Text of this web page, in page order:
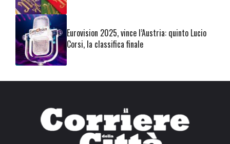
Eurovision 2025, vince l’Austria: quinto Lucio
Corsi, la classifica finale